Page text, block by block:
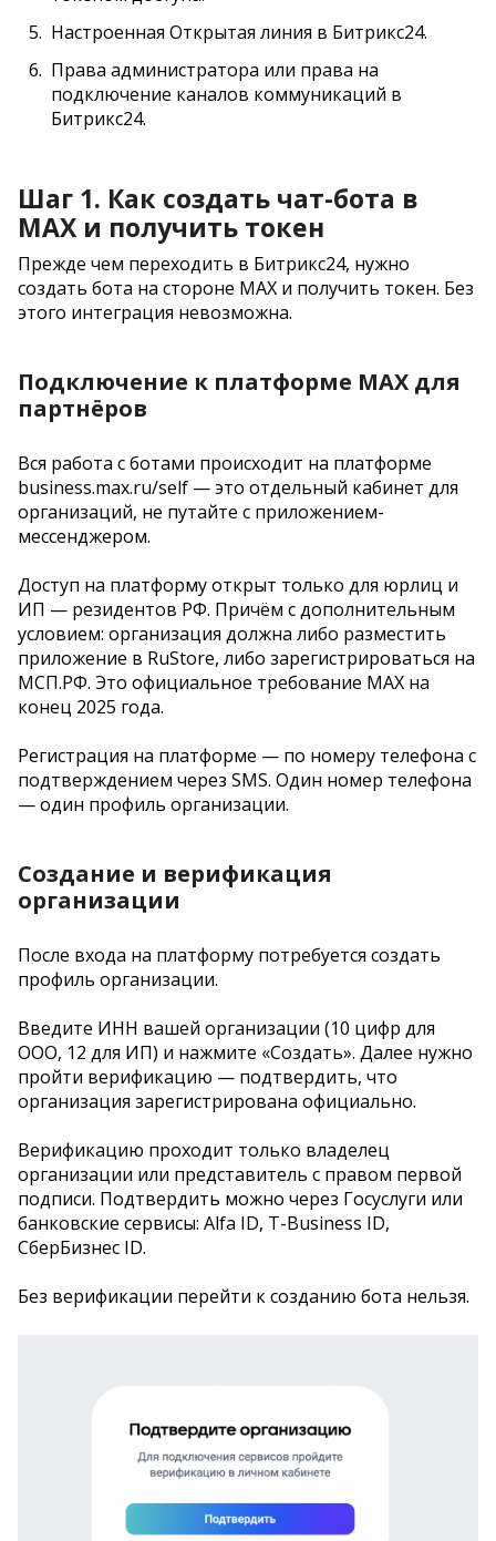
Настроенная Открытая линия в Битрикс24.
Права администратора или права на
подключение каналов коммуникаций в
Битрикс24.
Шаг 1. Как создать чат-бота в
MAX и получить токен
Прежде чем переходить в Битрикс24, нужно
создать бота на стороне MAX и получить токен. Без
этого интеграция невозможна.
Подключение к платформе MAX для
партнёров
Вся работа с ботами происходит на платформе
business.max.ru/self — это отдельный кабинет для
организаций, не путайте с приложением-
мессенджером.
Доступ на платформу открыт только для юрлиц и
ИП — резидентов РФ. Причём с дополнительным
условием: организация должна либо разместить
приложение в RuStore, либо зарегистрироваться на
МСП.РФ. Это официальное требование MAX на
конец 2025 года.
Регистрация на платформе — по номеру телефона с
подтверждением через SMS. Один номер телефона
— один профиль организации.
Создание и верификация
организации
После входа на платформу потребуется создать
профиль организации.
Введите ИНН вашей организации (10 цифр для
ООО, 12 для ИП) и нажмите «Создать». Далее нужно
пройти верификацию — подтвердить, что
организация зарегистрирована официально.
Верификацию проходит только владелец
организации или представитель с правом первой
подписи. Подтвердить можно через Госуслуги или
банковские сервисы: Alfa ID, Т-Business ID,
СберБизнес ID.
Без верификации перейти к созданию бота нельзя.